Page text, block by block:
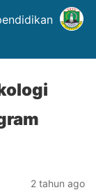
2 tahun ago